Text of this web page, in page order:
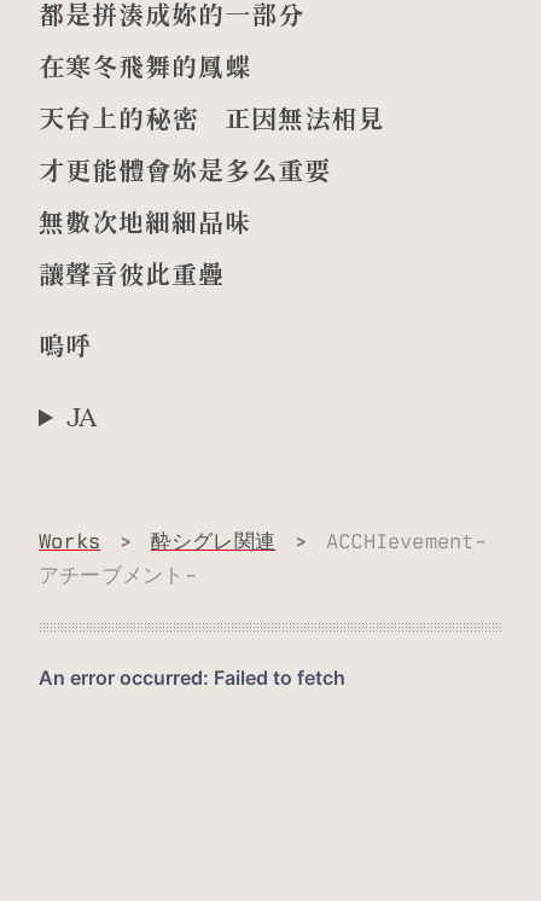
都是拼湊成妳的一部分
在寒冬飛舞的鳳蝶
天台上的秘密 正因無法相見
才更能體會妳是多么重要
無數次地細細品味
讓聲音彼此重疊
嗚呼
JA
Works > 酔シグレ関連 >
ACCHIevement-
アチーブメント-